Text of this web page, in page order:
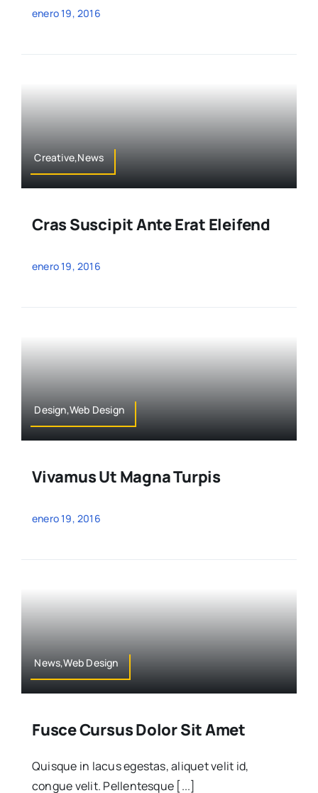
enero 19, 2016
Creative,News
Cras Suscipit Ante Erat Eleifend
enero 19, 2016
Design,Web Design
Vivamus Ut Magna Turpis
enero 19, 2016
News,Web Design
Fusce Cursus Dolor Sit Amet
Quisque in lacus egestas, aliquet velit id,
congue velit. Pellentesque [...]